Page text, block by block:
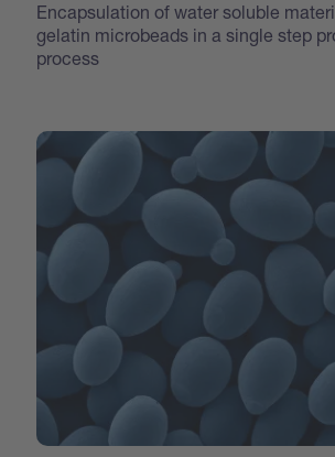
Encapsulation of water soluble
gelatin microbeads in a single step
process